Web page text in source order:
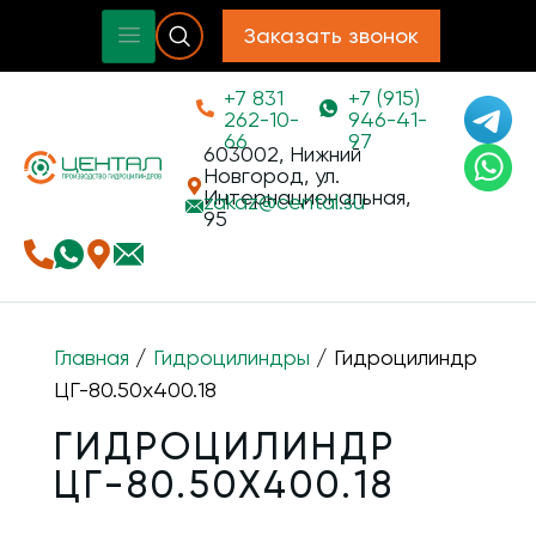
Заказать звонок
+7 831
262-10-
66
+7 (915)
946-41-
97
603002, Нижний
Новгород, ул.
Интернациональная,
95
zakaz@cental.su
Главная / Гидроцилиндры / Гидроцилиндр
ЦГ-80.50х400.18
ГИДРОЦИЛИНДР
ЦГ-80.50Х400.18